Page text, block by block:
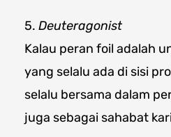
5. Deuteragonist
Kalau peran foil adalah
yang selalu ada di sisi
selalu bersama dalam
juga sebagai sahabat